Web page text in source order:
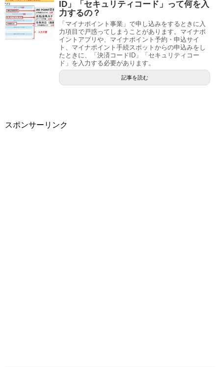
ID」「セキュリティコード」って何を入
力するの？
「マイナポイント事業」で申し込みをするときに入
力項目で戸惑ってしまうことがあります。マイナポ
イントアプリや、マイナポイント予約・申込サイ
ト、マイナポイント手続スポットからの申込みをし
たときに、「決済コードID」「セキュリティコー
ド」を入力する必要があります。
記事を読む
スポンサーリンク